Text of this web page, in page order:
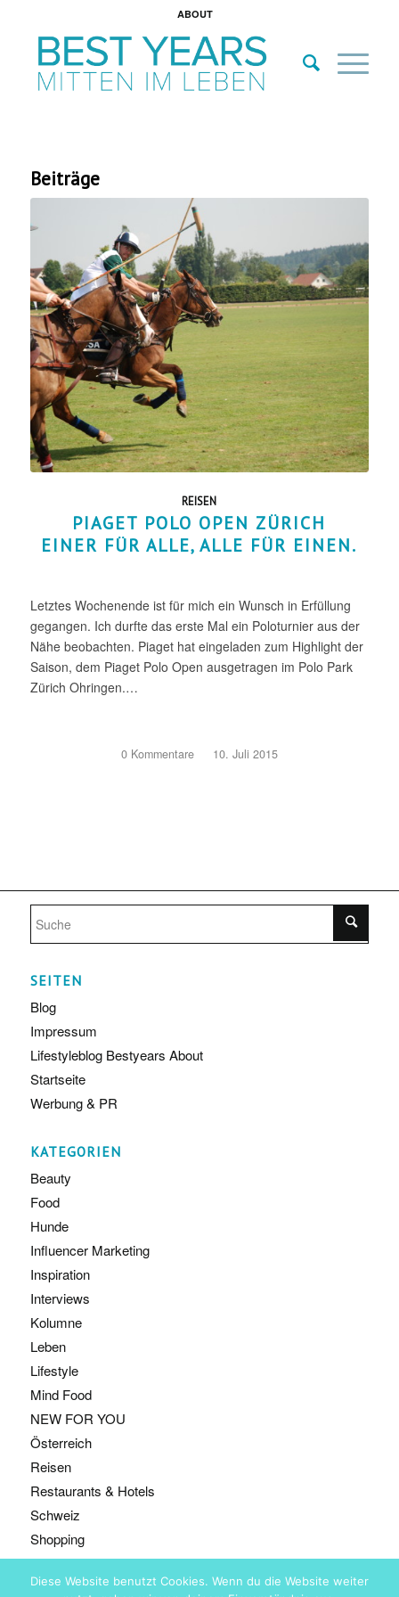
ABOUT
Beiträge
REISEN
PIAGET POLO OPEN ZÜRICH
EINER FÜR ALLE, ALLE FÜR EINEN.
Letztes Wochenende ist für mich ein Wunsch in Erfüllung
gegangen. Ich durfte das erste Mal ein Poloturnier aus der
Nähe beobachten. Piaget hat eingeladen zum Highlight der
Saison, dem Piaget Polo Open ausgetragen im Polo Park
Zürich Ohringen.…
0 Kommentare
/ 10. Juli 2015
SEITEN
Blog
Impressum
Lifestyleblog Bestyears About
Startseite
Werbung & PR
KATEGORIEN
Beauty
Food
Hunde
Influencer Marketing
Inspiration
Interviews
Kolumne
Leben
Lifestyle
Mind Food
NEW FOR YOU
Österreich
Reisen
Restaurants & Hotels
Schweiz
Shopping
Diese Website benutzt Cookies. Wenn du die Website weiter